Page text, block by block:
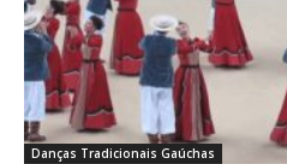
Danças Tradicionais Gaúchas